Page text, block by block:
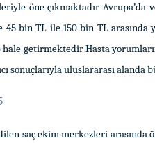
öne çıkmaktadır Avrupa’da
45 bin TL ile 150 bin TL
hale getirmektedir Hasta
sonuçlarıyla uluslararası alanda
saç ekim merkezleri arasında